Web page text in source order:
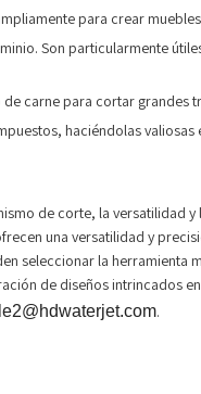
para crear
Son particularmente
carne para cortar grandes
haciéndolas
de corte, la versatilidad
una versatilidad y
seleccionar la herramienta
de diseños intrincados
.